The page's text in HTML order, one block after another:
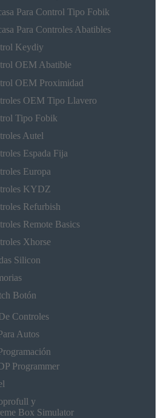
Para Control Tipo Fobik
Para Controles Abatibles
Keydiy
OEM Abatible
OEM Proximidad
OEM Tipo Llavero
Tipo Fobik
Autel
Espada Fija
Europa
KYDZ
Refurbish
Remote Basics
Xhorse
Silicon
Botón
Controles
Autos
Programmer
y
Box Simulator